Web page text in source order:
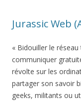
Jurassic Web
« Bidouiller le
communiquer
révolte sur les
partager son savoir
geeks, militants ou